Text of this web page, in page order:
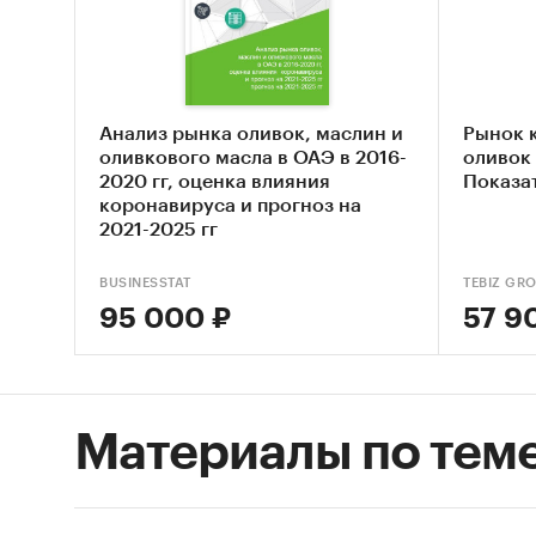
рынка
Анализ рынка оливок, маслин и
оливкового масла в ОАЭ в 2016-
2020 гг, оценка влияния
коронавируса и прогноз на
2021-2025 гг
BUSINESSTAT
95 000 ₽
Рынок
оливок
TEBIZ
57
Материалы по